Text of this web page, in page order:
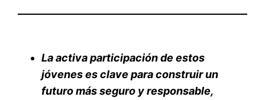
La activa participación de estos
jóvenes es clave para construir un
futuro más seguro y responsable,